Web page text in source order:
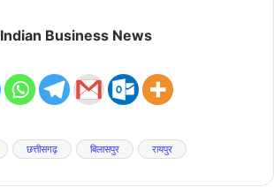
Indian Business News
छत्तीसगढ़ बिलासपुर रायपुर